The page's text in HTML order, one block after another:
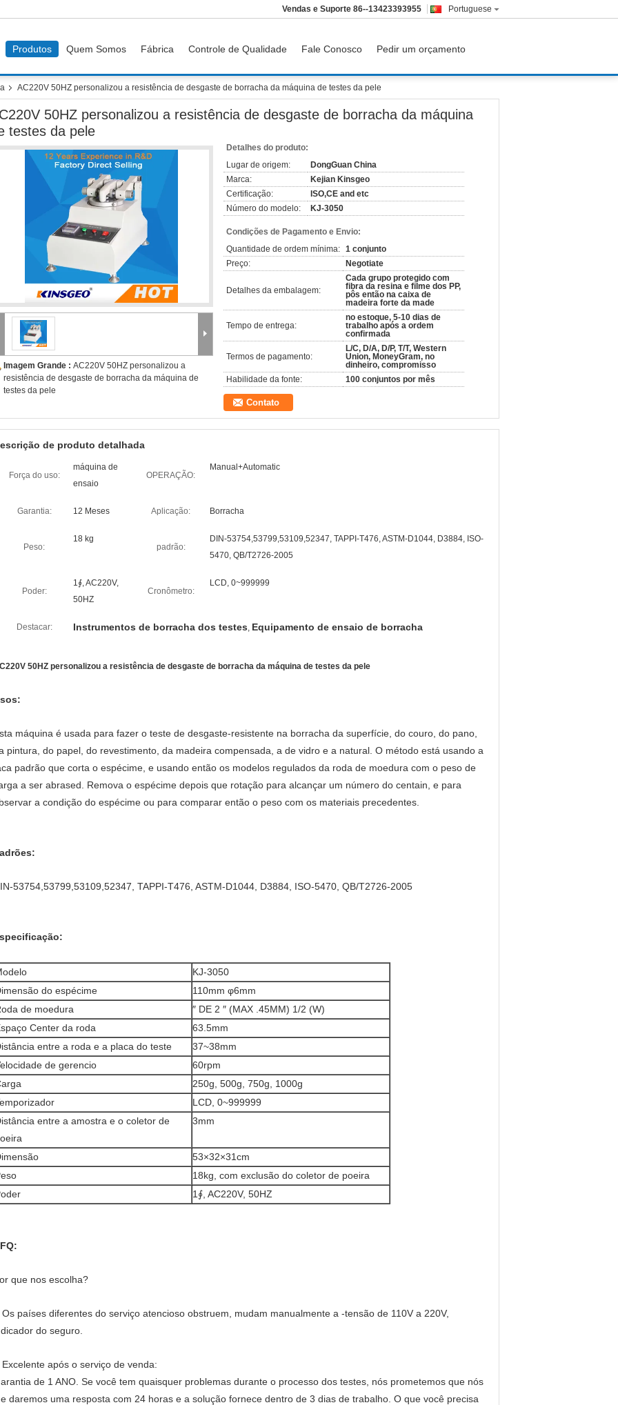
Portuguese
Vendas e Suporte 86--13423393955
Produtos Quem Somos Fábrica Controle de Qualidade Fale Conosco Pedir um orçamento
AC220V 50HZ personalizou a resistência de desgaste de borracha da máquina de testes da pele
50HZ personalizou a resistência de desgaste de borracha da máquina
testes da pele
Imagem Grande : AC220V 50HZ personalizou a
resistência de desgaste de borracha da máquina de
testes da pele
Detalhes do produto:
Lugar de origem:
DongGuan China
Marca:
Kejian Kinsgeo
Certificação:
ISO,CE and etc
Número do modelo:
KJ-3050
Condições de Pagamento e Envio:
Quantidade de ordem mínima: 1 conjunto
Preço:
Negotiate
Detalhes da embalagem:
Cada grupo protegido com
fibra da resina e filme dos PP,
pôs então na caixa de
madeira forte da made
Tempo de entrega:
no estoque, 5-10 dias de
trabalho após a ordem
confirmada
Termos de pagamento:
L/C, D/A, D/P, T/T, Western
Union, MoneyGram, no
dinheiro, compromisso
Habilidade da fonte:
100 conjuntos por mês
Contato
de produto detalhada
Força do uso:
máquina de
ensaio
OPERAÇÃO:
Manual+Automatic
Garantia: 12 Meses Aplicação: Borracha
Peso:
18 kg
padrão:
DIN-53754,53799,53109,52347, TAPPI-T476, ASTM-D1044, D3884, ISO-
5470, QB/T2726-2005
Poder:
1∮, AC220V,
50HZ
Cronômetro:
LCD, 0~999999
Destacar: Instrumentos de borracha dos testes, Equipamento de ensaio de borracha
50HZ personalizou a resistência de desgaste de borracha da máquina de testes da pele
máquina é usada para fazer o teste de desgaste-resistente na borracha da superfície, do couro, do pano,
pintura, do papel, do revestimento, da madeira compensada, a de vidro e a natural. O método está usando a
padrão que corta o espécime, e usando então os modelos regulados da roda de moedura com o peso de
a ser abrased. Remova o espécime depois que rotação para alcançar um número do centain, e para
a condição do espécime ou para comparar então o peso com os materiais precedentes.
53754,53799,53109,52347, TAPPI-T476, ASTM-D1044, D3884, ISO-5470, QB/T2726-2005
KJ-3050
do espécime
110mm φ6mm
de moedura
″ DE 2 ″ (MAX .45MM) 1/2 (W)
Center da roda
63.5mm
entre a roda e a placa do teste
37~38mm
de gerencio
60rpm
250g, 500g, 750g, 1000g
LCD, 0~999999
entre a amostra e o coletor de
3mm
53×32×31cm
18kg, com exclusão do coletor de poeira
1∮, AC220V, 50HZ
que nos escolha?
Os países diferentes do serviço atencioso obstruem, mudam manualmente a -tensão de 110V a 220V,
do seguro.
Excelente após o serviço de venda:
de 1 ANO. Se você tem quaisquer problemas durante o processo dos testes, nós prometemos que nós
daremos uma resposta com 24 horas e a solução fornece dentro de 3 dias de trabalho. O que você precisa